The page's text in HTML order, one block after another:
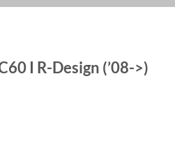
I R-Design (’08->)